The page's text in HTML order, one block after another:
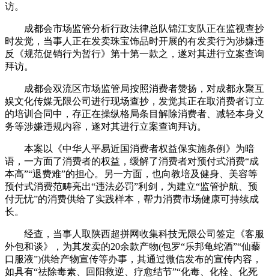
访。
成都会市场监管分析行政法律总队锦江支队正在监视查抄
时发觉，当事人正在发卖珠宝饰品时开展的有发卖行为涉嫌违
反《规范促销行为暂行》第十第一款之，遂对其进行立案查询
拜访。
成都会双流区市场监管局按照消费者赞扬，对成都永聚互
娱文化传媒无限公司进行现场查抄，发觉其正在取消费者订立
的培训合同中，存正在操纵格局条目解除消费者、减轻本身义
务等涉嫌违规内容，遂对其进行立案查询拜访。
本案以《中华人平易近国消费者权益保实施条例》为暗
语，一方面了消费者的权益，缓解了消费者对预付式消费“成
本高”“退费难”的担心。另一方面，也向教培及健身、美容等
预付式消费范畴亮出“违法必罚”利剑，为建立“监管护航、预
付无忧”的消费供给了实践样本，帮力消费市场健康可持续成
长。
经查，当事人取陕西超拼网收集科技无限公司签定《客服
外包和谈》，为其发卖的20余款产物(包罗“乐邦龟蛇酒”“仙藜
口服液”)供给产物宣传等办事，其通过微信发布的宣传内容，
如具有“祛除毒素、回阳救逆、疗愈结节”“化毒、化栓、化死